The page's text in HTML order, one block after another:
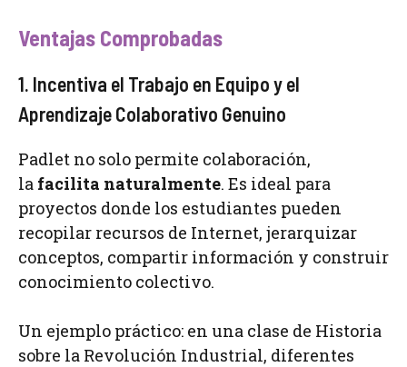
Ventajas Comprobadas
1. Incentiva el Trabajo en Equipo y el
Aprendizaje Colaborativo Genuino
Padlet no solo permite colaboración,
la facilita naturalmente. Es ideal para
proyectos donde los estudiantes pueden
recopilar recursos de Internet, jerarquizar
conceptos, compartir información y construir
conocimiento colectivo.
Un ejemplo práctico: en una clase de Historia
sobre la Revolución Industrial, diferentes